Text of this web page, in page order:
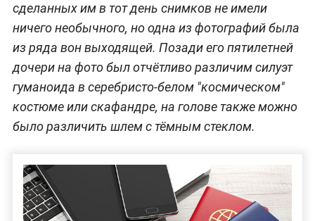
сделанных им в тот день снимков не имели
ничего необычного, но одна из фотографий была
из ряда вон выходящей. Позади его пятилетней
дочери на фото был отчётливо различим силуэт
гуманоида в серебристо-белом "космическом"
костюме или скафандре, на голове также можно
было различить шлем с тёмным стеклом.